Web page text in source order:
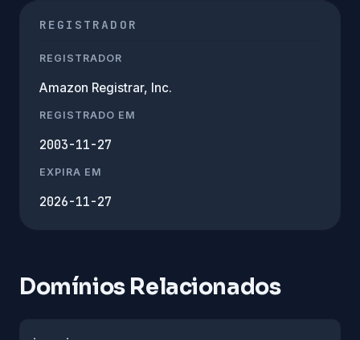
REGISTRADOR
REGISTRADOR
Amazon Registrar, Inc.
REGISTRADO EM
2003-11-27
EXPIRA EM
2026-11-27
Domínios Relacionados